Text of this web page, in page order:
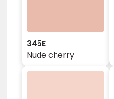
345E
Nude cherry